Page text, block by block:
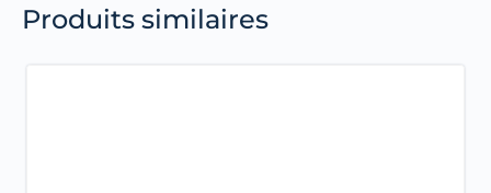
Produits similaires